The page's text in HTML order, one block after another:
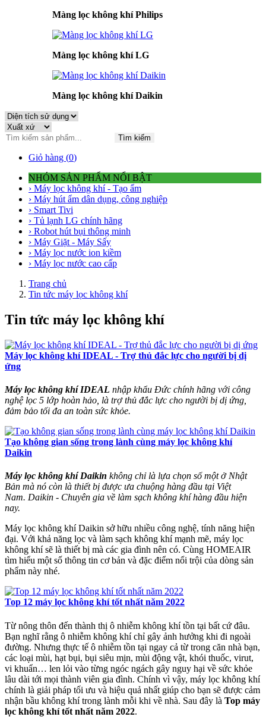
Màng lọc không khí Philips
Màng lọc không khí LG
Màng lọc không khí Daikin
Tìm kiếm
Giỏ hàng (0)
NHÓM SẢN PHẨM NỔI BẬT
› Máy lọc không khí - Tạo ẩm
› Máy hút ẩm dân dụng, công nghiệp
› Smart Tivi
› Tủ lạnh LG chính hãng
› Robot hút bụi thông minh
› Máy Giặt - Máy Sấy
› Máy lọc nước ion kiềm
› Máy lọc nước cao cấp
Trang chủ
Tin tức máy lọc không khí
Tin tức máy lọc không khí
Máy lọc không khí IDEAL - Trợ thủ đắc lực cho người bị dị
ứng
Máy lọc không khí IDEAL nhập khẩu Đức chính hãng với công
nghệ lọc 5 lớp hoàn hảo, là trợ thủ đắc lực cho người bị dị ứng,
đảm bảo tối đa an toàn sức khỏe.
Tạo không gian sống trong lành cùng máy lọc không khí
Daikin
Máy lọc không khí Daikin không chỉ là lựa chọn số một ở Nhật
Bản mà nó còn là thiết bị được ưa chuộng hàng đầu tại Việt
Nam. Daikin - Chuyên gia về làm sạch không khí hàng đầu hiện
nay.
Máy lọc không khí Daikin sở hữu nhiều công nghệ, tính năng hiện
đại. Với khả năng lọc và làm sạch không khí mạnh mẽ, máy lọc
không khí sẽ là thiết bị mà các gia đình nên có. Cùng HOMEAIR
tìm hiểu một số thông tin cơ bản và đặc điểm nổi trội của dòng sản
phẩm này nhé.
Top 12 máy lọc không khí tốt nhất năm 2022
Từ nông thôn đến thành thị ô nhiễm không khí tồn tại bất cứ đâu.
Bạn nghĩ rằng ô nhiễm không khí chỉ gây ảnh hưởng khi đi ngoài
đường. Nhưng thực tế ô nhiễm tồn tại ngay cả từ trong căn nhà bạn,
các loại mùi, hạt bụi, bụi siêu mịn, mùi động vật, khói thuốc, virut,
vi khuẩn… len lỏi vào từng ngóc ngách gây nguy hại về sức khỏe
lâu dài tới mọi thành viên gia đình. Chính vì vậy, máy lọc không khí
chính là giải pháp tối ưu và hiệu quả nhất giúp cho bạn sẽ được cảm
nhận bầu không khí trong lành mỗi khi về nhà. Sau đây là Top máy
lọc không khí tốt nhất năm 2022.